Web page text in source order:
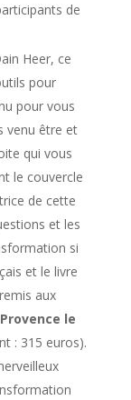
de
Heer, ce
pour
pour vous
venu être et
qui vous
le couvercle
de cette
et les
si
et le livre
aux
le
: 315 euros).